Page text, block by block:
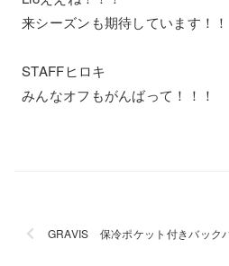
来シーズンも期待しています！！
STAFFヒロキ
みんなオフもがんばって！！！
GRAVIS 保冷ポケット付きバック